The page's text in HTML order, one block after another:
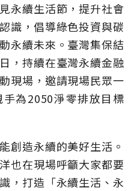
永續生活節，提升社會
識，倡導綠色投資與碳
永續未來。臺灣集保結
，持續在臺灣永續金融
現場，邀請現場民眾一
為2050淨零排放目標
創造永續的美好生活。
也在現場呼籲大家都要
，打造「永續生活、永